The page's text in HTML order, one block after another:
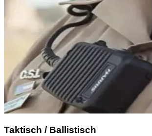
Taktisch / Ballistisch